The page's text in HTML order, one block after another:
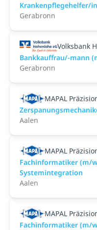
Krankenpflegehelfer/
Gerabronn
Volksbank
Bankkauffrau/-mann
Gerabronn
MAPAL
Aalen
MAPAL
Fachinformatiker (m/
Systemintegration
Aalen
MAPAL
Fachinformatiker (m/